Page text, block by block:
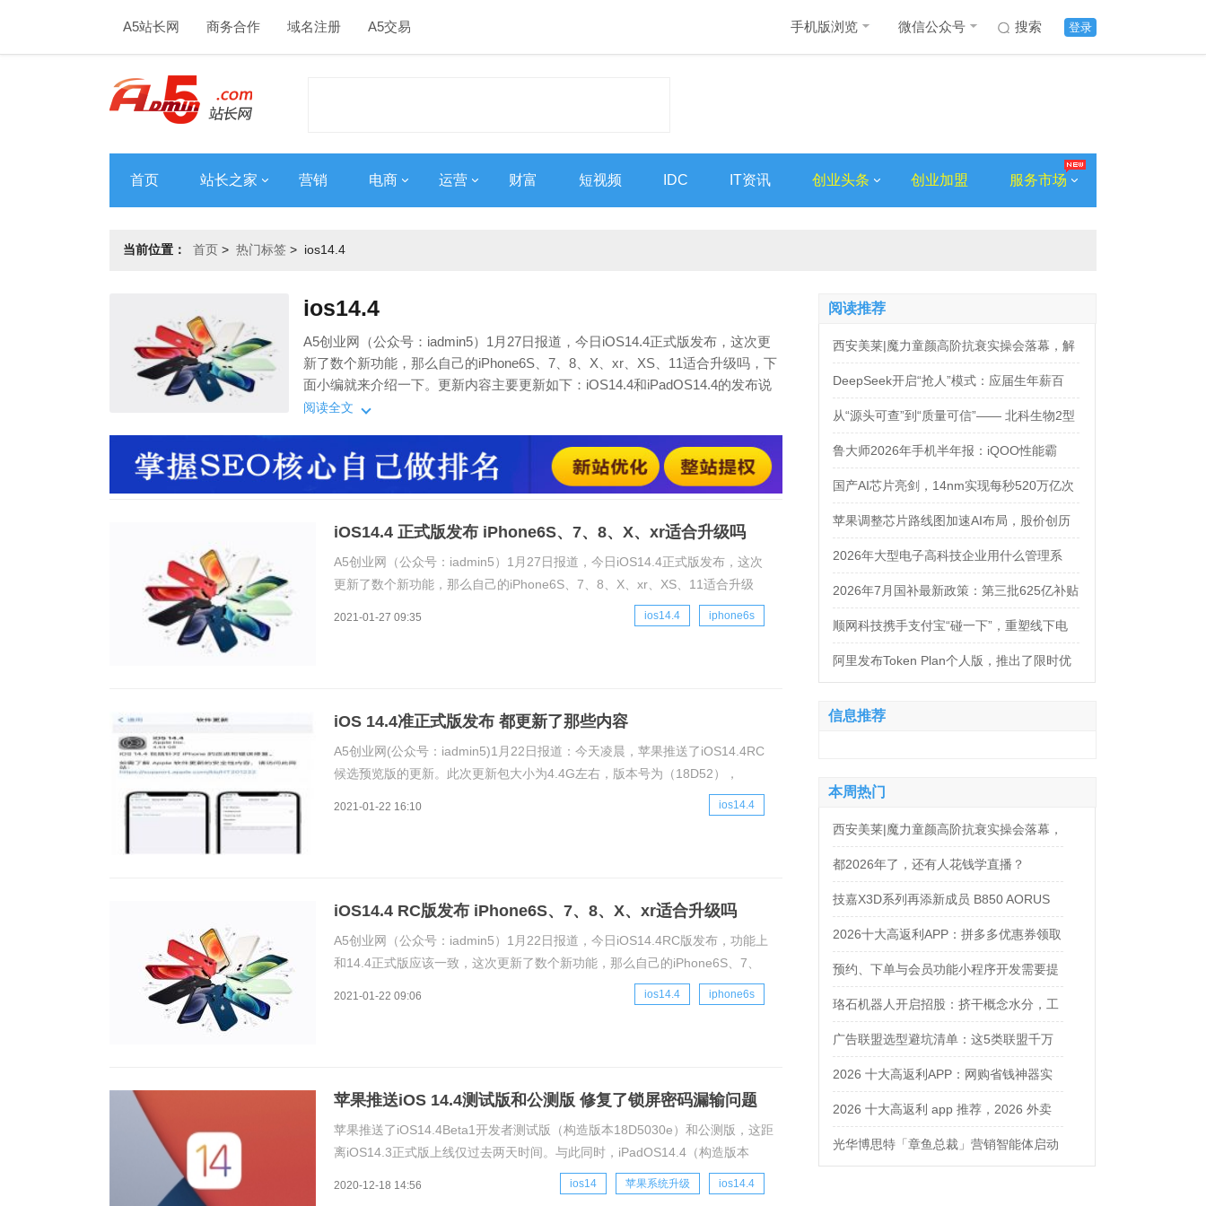
A5站长网 商务合作 域名注册 A5交易 登录
搜索
手机版浏览 微信公众号
首页 站长之家 营销 电商 运营 财富 短视频 IDC IT资讯 创业头条 创业加盟 服务市场
当前位置： 首页 > 热门标签 > ios14.4
ios14.4
A5创业网（公众号：iadmin5）1月27日报道，今日iOS14.4正式版发布，这次更
新了数个新功能，那么自己的iPhone6S、7、8、X、xr、XS、11适合升级吗，下
面小编就来介绍一下。更新内容主要更新如下：iOS14.4和iPadOS14.4的发布说
明如下：更小的二维码可以被相机识别在设置中对蓝牙设备类型进行分类的选
阅读全文
iOS14.4 正式版发布 iPhone6S、7、8、X、xr适合升级吗
A5创业网（公众号：iadmin5）1月27日报道，今日iOS14.4正式版发布，这次
更新了数个新功能，那么自己的iPhone6S、7、8、X、xr、XS、11适合升级
吗，下面小编就来介绍一下。更新内容主要更新如下：iOS14.4和iPadOS14.4
的发布说明如下：更小的二维码可以被相机识别在设置
2021-01-27 09:35 ios14.4 iphone6s
iOS 14.4准正式版发布 都更新了那些内容
A5创业网(公众号：iadmin5)1月22日报道：今天凌晨，苹果推送了iOS14.4RC
候选预览版的更新。此次更新包大小为4.4G左右，版本号为（18D52），
iOS14.4又带来哪些新功能呢？据悉，苹果官方表示iOS14.4有一项新设置，可
2021-01-22 16:10 ios14.4
iOS14.4 RC版发布 iPhone6S、7、8、X、xr适合升级吗
A5创业网（公众号：iadmin5）1月22日报道，今日iOS14.4RC版发布，功能上
和14.4正式版应该一致，这次更新了数个新功能，那么自己的iPhone6S、7、
8、X、xr、XS、11适合升级吗，下面小编就来介绍一下。更新内容主要更新如
2021-01-22 09:06 ios14.4 iphone6s
苹果推送iOS 14.4测试版和公测版 修复了锁屏密码漏输问题
苹果推送了iOS14.4Beta1开发者测试版（构造版本18D5030e）和公测版，这距
离iOS14.3正式版上线仅过去两天时间。与此同时，iPadOS14.4（构造版本
18D5030e）、tvOS14.4（构造版本18K5780c）、watchOS7.3（构造版本
2020-12-18 14:56 ios14 苹果系统升级 ios14.4
阅读推荐
西安美莱|魔力童颜高阶抗衰实操会落幕，解
锁自然年轻新姿态
DeepSeek开启“抢人”模式：应届生年薪百
万，法务岗高达160万！
从“源头可查”到“质量可信”—— 北科生物2型
糖尿病项目如何实现“药品级质控”
鲁大师2026年手机半年报：iQOO性能霸
榜，天玑9500统治延续，OPPO蝉联流畅双
榜冠军
国产AI芯片亮剑，14nm实现每秒520万亿次
运算
苹果调整芯片路线图加速AI布局，股价创历
史新高
2026年大型电子高科技企业用什么管理系
统？四大服务商对比推荐
2026年7月国补最新政策：第三批625亿补贴
正式落地！京东手机家电空调电脑各品类国
补怎么领？学生专属优惠补贴领取攻略来
顺网科技携手支付宝“碰一下”，重塑线下电
竞新体验
阿里发布Token Plan个人版，推出了限时优
信息推荐
本周热门
西安美莱|魔力童颜高阶抗衰实操会落幕，
解锁自然年轻新姿态
都2026年了，还有人花钱学直播？
技嘉X3D系列再添新成员 B850 AORUS
ELITE X3D主板强化性能体验
2026十大高返利APP：拼多多优惠券领取
攻略
预约、下单与会员功能小程序开发需要提
前确认什么
珞石机器人开启招股：挤干概念水分，工
业、协作、具身三箭齐发
广告联盟选型避坑清单：这5类联盟千万
别碰
2026 十大高返利APP：网购省钱神器实
测对比
2026 十大高返利 app 推荐，2026 外卖
优惠券在哪领？网购平价神器测评
光华博思特「章鱼总裁」营销智能体启动